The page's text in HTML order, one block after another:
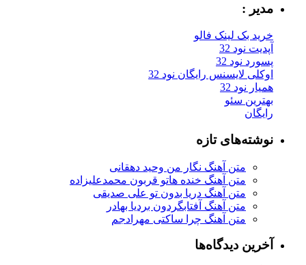
مدیر :
خرید بک لینک فالو
آپدیت نود 32
پسورد نود 32
اوکلی لایسنس رایگان نود 32
همیار نود 32
بهترین سئو
رایگان
نوشته‌های تازه
متن آهنگ نگار من وحید دهقانی
متن آهنگ خنده هاتو قربون محمدعلیزاده
متن آهنگ دریا بدون تو علی صدیقی
متن آهنگ آفتابگردون بردیا بهادر
متن آهنگ چرا ساکتی مهرادجم
آخرین دیدگاه‌ها